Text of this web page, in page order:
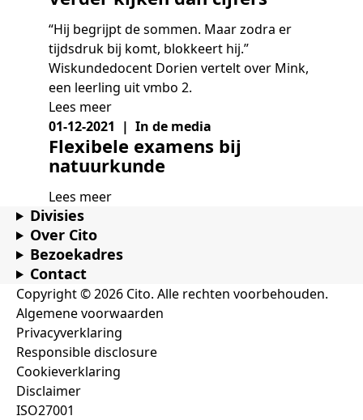
Snel naar
Bestellen
Jaarkalender
Samen bouwen voor het vo
Nieuwsbrief Kijk- en luistertoetsen
Snel naar
Ondersteuning
Reken- en taalontwikkeling
Op de hoogte blijven
Training Toetsdeskundige
Training Examencommissie
Aanmelden nieuwsbrief ho
Snel naar
Academische Woordenschattoets
Onze opdrachtgevers
Alfabetisering
Snel naar
Alfa-toetsen Volwassenenonderwijs
Alfa-toetsen ISK
Snel naar
Meer (beroeps)examens
Vakmanschap Warmtepomp
Vakmanschap Zonnestroom
NLQF kwalificatie
Zorg & welzijn
Nienke Elijzen
Kim Hendriks-Cornelissen
Saila Kiriwenno-Dovermann
Peter van den Berg
Wouter Roelofs
Promotieonderzoek
Snel naar
Themadossier basisvaardigheden
Een toets beoordelen
De leeropbrengst van toetsen
Kennisbank Stichting Cito
Toetstechnische begrippenlijst
Werken bij
Docenten gezocht
Zzp-trainers gezocht
Stageopdrachten
Collega's aan het woord
“Hij begrijpt de sommen. Maar zodra er
tijdsdruk bij komt, blokkeert hij.”
Wiskundedocent Dorien vertelt over Mink,
een leerling uit vmbo 2.
Lees meer
01-12-2021 | In de media
Flexibele examens bij
natuurkunde
Lees meer
Divisies
Over Cito
Bezoekadres
Contact
Copyright © 2026 Cito. Alle rechten voorbehouden.
Algemene voorwaarden
Privacyverklaring
Responsible disclosure
Cookieverklaring
Disclaimer
ISO27001